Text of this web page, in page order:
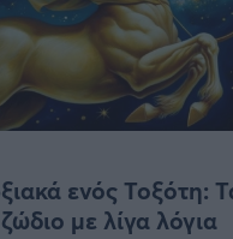
ενός Τοξότη:
με λίγα λόγια